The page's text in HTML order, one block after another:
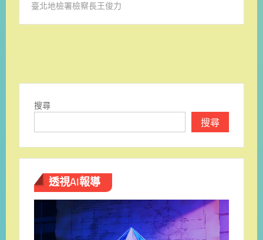
臺北地檢署檢察長王俊力
搜尋
搜尋
透視AI報導